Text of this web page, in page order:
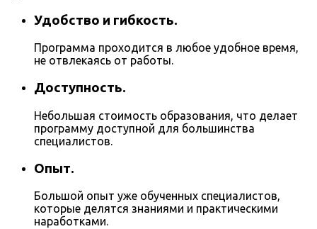
Удобство и гибкость.
Программа проходится в любое удобное время,
не отвлекаясь от работы.
Доступность.
Небольшая стоимость образования, что делает
программу доступной для большинства
специалистов.
Опыт.
Большой опыт уже обученных специалистов,
которые делятся знаниями и практическими
наработками.